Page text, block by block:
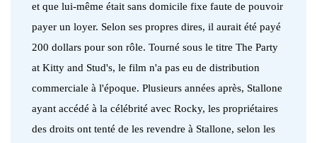
et que lui-même était sans domicile fixe faute de pouvoir
payer un loyer. Selon ses propres dires, il aurait été payé
200 dollars pour son rôle. Tourné sous le titre The Party
at Kitty and Stud's, le film n'a pas eu de distribution
commerciale à l'époque. Plusieurs années après, Stallone
ayant accédé à la célébrité avec Rocky, les propriétaires
des droits ont tenté de les revendre à Stallone, selon les